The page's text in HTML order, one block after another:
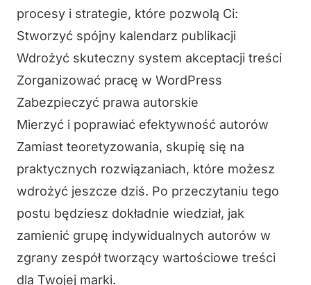
procesy i strategie, które pozwolą Ci:
Stworzyć spójny kalendarz publikacji
Wdrożyć skuteczny system akceptacji treści
Zorganizować pracę w WordPress
Zabezpieczyć prawa autorskie
Mierzyć i poprawiać efektywność autorów
Zamiast teoretyzowania, skupię się na
praktycznych rozwiązaniach, które możesz
wdrożyć jeszcze dziś. Po przeczytaniu tego
postu będziesz dokładnie wiedział, jak
zamienić grupę indywidualnych autorów w
zgrany zespół tworzący wartościowe treści
dla Twojej marki.